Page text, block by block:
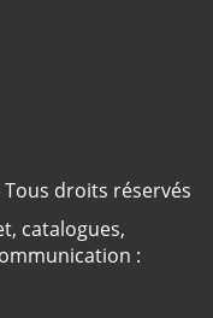
Tous droits réservés
catalogues,
: